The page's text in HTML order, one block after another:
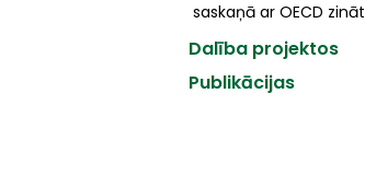
saskaņā ar OECD
Dalība projektos
Publikācijas